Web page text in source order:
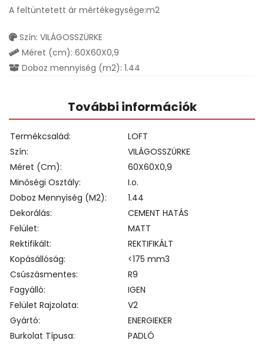
A feltüntetett ár mértékegysége:m2
Szín: VILÁGOSSZÜRKE
Méret (cm): 60X60X0,9
Doboz mennyiség (m2): 1.44
További információk
Termékcsalád
LOFT
Szín
VILÁGOSSZÜRKE
Méret (cm)
60X60X0,9
Minőségi Osztály
I.o.
Doboz Mennyiség (m2)
1.44
Dekorálás
CEMENT HATÁS
Felület
MATT
Rektifikált
REKTIFIKÁLT
Kopásállóság
<175 mm3
Csúszásmentes
R9
Fagyálló
IGEN
Felület Rajzolata
V2
Gyártó
ENERGIEKER
Burkolat Típusa
PADLÓ